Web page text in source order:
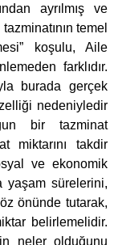
ayrılmış ve
temel
koşulu, Aile
farklıdır.
burada gerçek
nedeniyledir
bir tazminat
miktarını takdir
ve ekonomik
yaşam sürelerini,
önünde tutarak,
belirlemelidir.
neler olduğunu